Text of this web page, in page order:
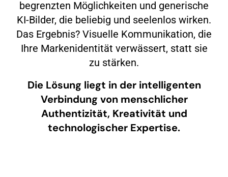
begrenzten Möglichkeiten und generische
KI-Bilder, die beliebig und seelenlos wirken.
Das Ergebnis? Visuelle Kommunikation, die
Ihre Markenidentität verwässert, statt sie
zu stärken.
Die Lösung liegt in der intelligenten
Verbindung von menschlicher
Authentizität, Kreativität und
technologischer Expertise.